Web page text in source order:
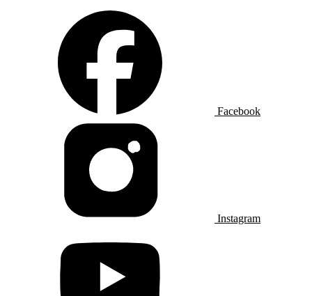
Facebook
Instagram